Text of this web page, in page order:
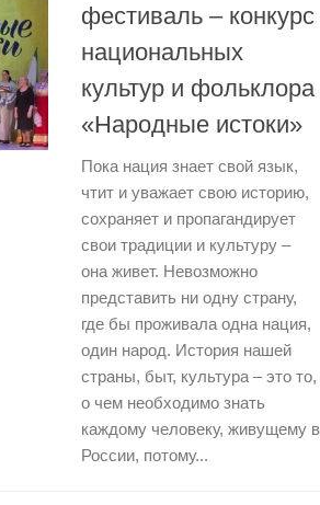
фестиваль – конкурс
национальных
культур и фольклора
«Народные истоки»
Пока нация знает свой язык,
чтит и уважает свою историю,
сохраняет и пропагандирует
свои традиции и культуру –
она живет. Невозможно
представить ни одну страну,
где бы проживала одна нация,
один народ. История нашей
страны, быт, культура – это то,
о чем необходимо знать
каждому человеку, живущему в
России, потому...